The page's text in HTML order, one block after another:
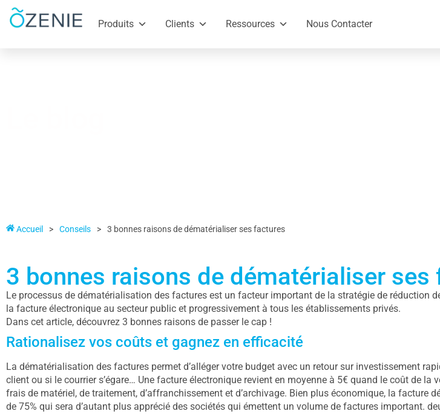
Produits Clients Ressources Nous Contacter
Accueil > Conseils > 3 bonnes raisons de dématérialiser ses factures
3 bonnes raisons de dématérialiser ses
Le processus de dématérialisation des factures est un facteur important de la stratégie de réduction
la facture électronique au secteur public et progressivement à tous les établissements privés.
Dans cet article, découvrez 3 bonnes raisons de passer le cap !
Rationalisez vos coûts et gagnez en efficacité
La dématérialisation des factures permet d’alléger votre budget avec un retour sur investissement
client ou si le courrier s’égare… Une facture électronique revient en moyenne à 5€ quand le coût de la
frais de matériel, de traitement, d’affranchissement et d’archivage. Bien plus économique, la facture
de 75% qui sera d’autant plus apprécié des sociétés qui émettent un volume de factures important.